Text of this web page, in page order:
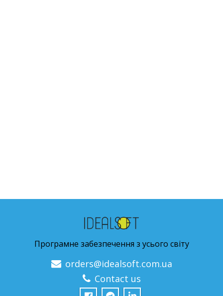
Програмне забезпечення з усього світу
orders@idealsoft.com.ua
Contact us